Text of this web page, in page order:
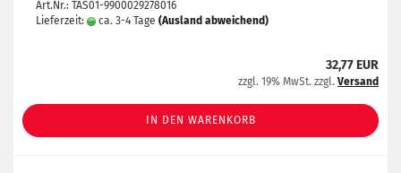
Art.Nr.: TAS01-9900029278016
Lieferzeit:
ca. 3-4 Tage (Ausland abweichend)
32,77 EUR
zzgl. 19% MwSt. zzgl. Versand
IN DEN WARENKORB